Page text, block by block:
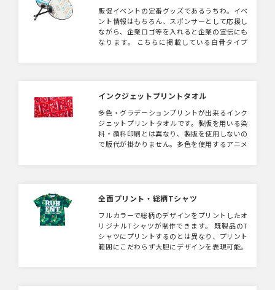
販促イベントの定番グッズであるうちわ。イベ
ント情報はもちろん、スポンサーとして応援し
ながら、企業ロゴ等を入れると企業の宣伝にも
なります。 こちらに掲載している白骨タイプ
インクジェットプリントタオル
多色・グラデーションプリントが出来るインク
ジェットプリントタオルです。製版を用いる染
料・顔料印刷とは異なり、製版を使用しないの
で版代が掛かりません。多色を使用するアニメ
全面プリント・総柄Tシャツ
フルカラーで総柄のデザインをプリントしたオ
リジナルTシャツが制作できます。 既製品のT
シャツにプリントするのとは異なり、プリント
範囲にこだわらず大胆にデザインを表現可能。